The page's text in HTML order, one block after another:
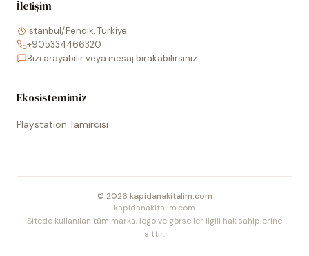
İletişim
İstanbul/Pendik, Türkiye
+905334466320
Bizi arayabilir veya mesaj bırakabilirsiniz.
Ekosistemimiz
Playstation Tamircisi
© 2026 kapidanakitalim.com
kapidanakitalim.com
Sitede kullanılan tüm marka, logo ve görseller ilgili hak sahiplerine
aittir.